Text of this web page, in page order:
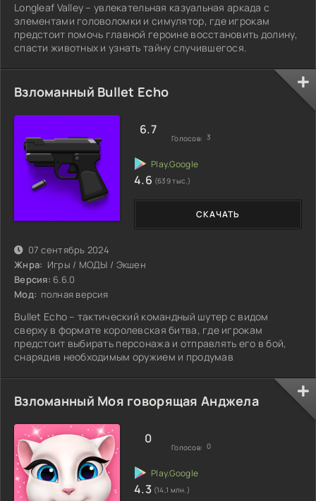
Longleaf Valley – увлекательная казуальная аркада с
элементами головоломки и симулятор, где игрокам
предстоит помочь главной героине восстановить долину,
спасти животных и узнать тайну случившегося.
Взломанный Bullet Echo
07 сентябрь 2024
Жнра: Игры / МОДЫ / Экшен
Версия: 6.6.0
Мод: полная версия
Bullet Echo – тактический командный шутер с видом
сверху в формате королевская битва, где игрокам
предстоит выбирать персонажа и отправлять его в бой,
снарядив необходимым оружием и продумав
СКАЧАТЬ
6.7
Голосов: 3
4.6 (639 тыс.)
Взломанный Моя говорящая Анджела
0
Голосов: 0
4.3 (14,1 млн.)